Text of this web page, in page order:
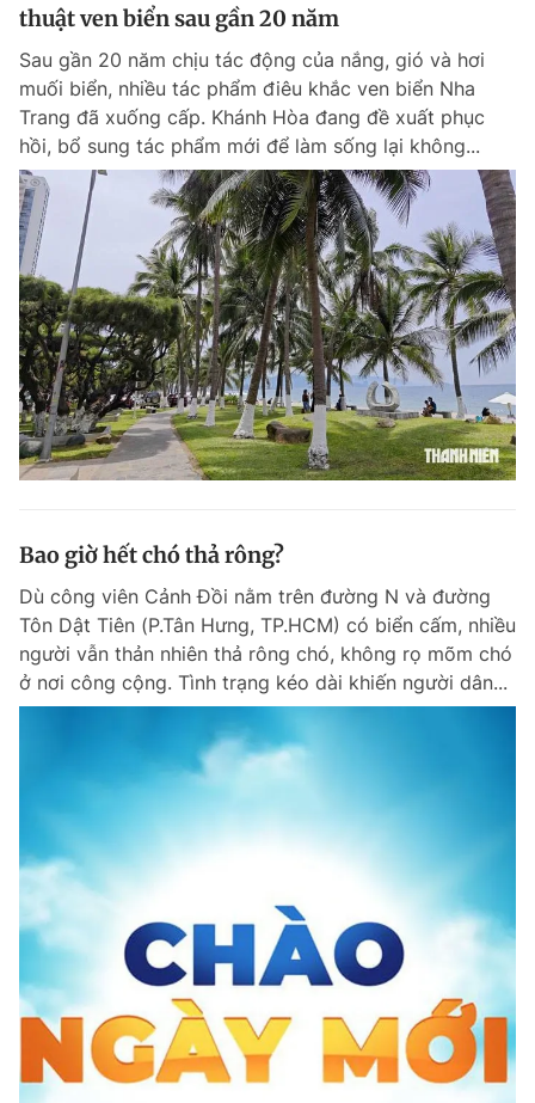
Đọc Thanh Niên trên điện thoại
Theo dõi báo trên
Hotline
0906 645 777
Liên hệ quảng cáo
0908 780 404
Đặt báo Quảng cáo RSS Tòa soạn Chính sách bảo
Tổng biên tập: Nguyễn Ngọc Toàn
Tổng thư ký tòa soạn: Đức Trung
Giấy phép xuất bản số 110/GP - BTTTT cấp ngày 24.3.2020
© 2003-2026 Bản quyền thuộc về Báo Thanh Niên. Cấm sao chép
dưới mọi hình thức nếu không có sự chấp thuận bằng văn bản.
Phát triển bởi ePi Technologies, JSC.
thuật ven biển sau gần 20 năm
Sau gần 20 năm chịu tác động của nắng, gió và hơi
muối biển, nhiều tác phẩm điêu khắc ven biển Nha
Trang đã xuống cấp. Khánh Hòa đang đề xuất phục
hồi, bổ sung tác phẩm mới để làm sống lại không...
Bao giờ hết chó thả rông?
Dù công viên Cảnh Đồi nằm trên đường N và đường
Tôn Dật Tiên (P.Tân Hưng, TP.HCM) có biển cấm, nhiều
người vẫn thản nhiên thả rông chó, không rọ mõm chó
ở nơi công cộng. Tình trạng kéo dài khiến người dân...